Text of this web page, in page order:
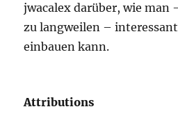
jwacalex darüber, wie man
zu langweilen –
einbauen kann.
Attributions